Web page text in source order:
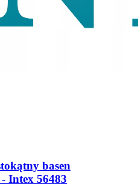
basen
Intex 56483